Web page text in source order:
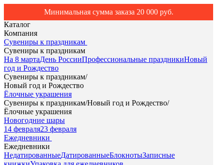
Минимальная сумма заказа 20 000 руб.
Каталог
Компания
Сувениры к праздникам
Сувениры к праздникам
На 8 мартаДень РоссииПрофессиональные праздникиНовый
год и Рождество
Сувениры к праздникам/
Новый год и Рождество
Ёлочные украшения
Сувениры к праздникам/Новый год и Рождество/
Ёлочные украшения
Новогодние шары
14 февраля23 февраля
Ежедневники
Ежедневники
НедатированныеДатированныеБлокнотыЗаписные